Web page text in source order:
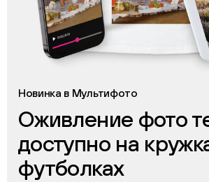
Новинка в Мультифото
Оживление фото
доступно на
футболках